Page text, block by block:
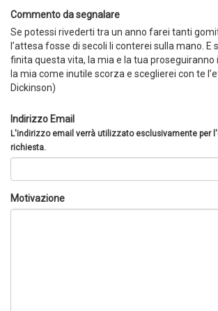
Commento da segnalare
Se potessi rivederti tra un anno farei tanti
l’attesa fosse di secoli li conterei sulla mano. E
finita questa vita, la mia e la tua proseguiranno
la mia come inutile scorza e sceglierei con te
Dickinson)
Indirizzo Email
L'indirizzo email verrà utilizzato esclusivamente per
richiesta.
Motivazione